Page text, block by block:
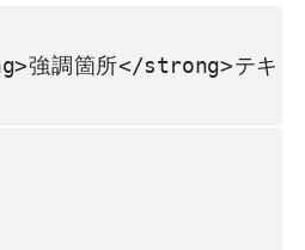
強調箇所</strong>テキ